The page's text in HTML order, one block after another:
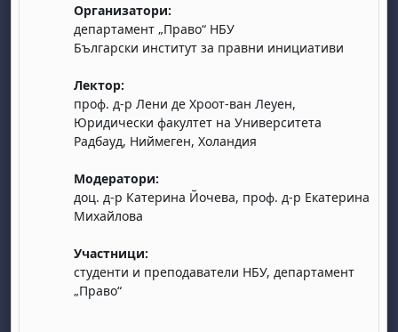
Организатори:
департамент „Право“ НБУ
Български институт за правни инициативи
Лектор:
проф. д-р Лени де Хроот-ван Леуен,
Юридически факултет на Университета
Радбауд, Ниймеген, Холандия
Модератори:
доц. д-р Катерина Йочева, проф. д-р Екатерина
Михайлова
Участници:
студенти и преподаватели НБУ, департамент
„Право“